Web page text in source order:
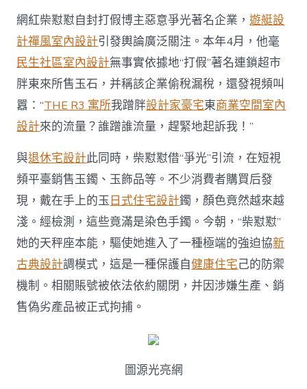
抓，
“光
腳
的
不
怕
穿
鞋
的”
不
靈
了
|JIUYI
俱
意
翻
修
設
計
街
談
網紅柴懟懟自封打假博主惡意爭光著名企業，遊艇設
計禪風室內設計引發輿論廣泛關注。本年4月，他毫
民生社區室內設計無事實依據地“打假”著名連鎖超市
胖東來所售玉石，并稱該企業偷稅漏稅，還發視頻叫
囂：“THE R3 寓所我蹭胖設計家豪宅東商業空間室內
設計來的流量？誰蹭誰流量，趕緊地起訴我！”
與退休宅設計此同時，柴懟懟借“爭光”引流，在短視
頻平臺銷售玉鐲、玉飾品等。不少消費者購買后發
現，戴在手上的玉日式住宅設計鐲，顏色竟然越來越
淺。經檢測，這些竟滿是染色手鐲。今朝，“柴懟懟”
她的天秤座本能，驅使她進入了一種極端的強迫協新
古典設計調模式，這是一種保護自健康住宅己的防禦
機制。相關賬號被依法依約關閉，并因涉嫌生產、銷
售偽劣產品被正式拘捕。
圖源光亮網